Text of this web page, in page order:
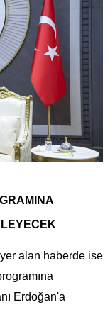
alan haberde ise
Erdoğan'a